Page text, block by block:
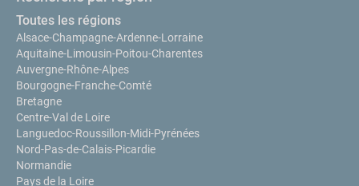
Toutes les régions
Alsace-Champagne-Ardenne-Lorraine
Aquitaine-Limousin-Poitou-Charentes
Auvergne-Rhône-Alpes
Bourgogne-Franche-Comté
Bretagne
Centre-Val de Loire
Languedoc-Roussillon-Midi-Pyrénées
Nord-Pas-de-Calais-Picardie
Normandie
Pays de la Loire